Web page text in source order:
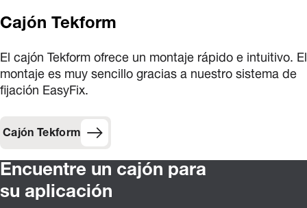
Cajón Tekform
El cajón Tekform ofrece un montaje rápido e intuitivo. El
montaje es muy sencillo gracias a nuestro sistema de
fijación EasyFix.
Cajón Tekform
Encuentre un cajón para
su aplicación